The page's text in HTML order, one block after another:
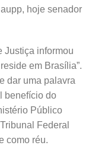
hoje senador
Justiça informou
em Brasília”.
dar uma palavra
benefício do
Público
Federal
como réu.